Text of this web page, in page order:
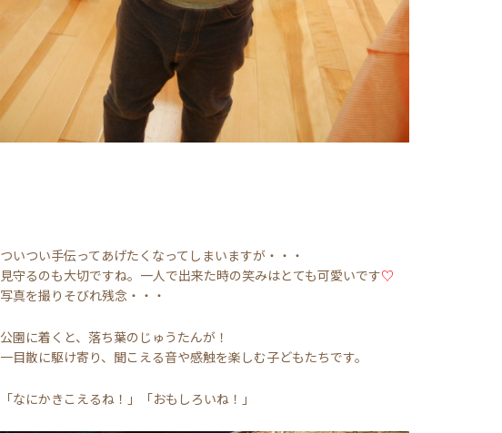
ついつい手伝ってあげたくなってしまいますが・・・
見守るのも大切ですね。一人で出来た時の笑みはとても可愛いです♡
写真を撮りそびれ残念・・・
公園に着くと、落ち葉のじゅうたんが！
一目散に駆け寄り、聞こえる音や感触を楽しむ子どもたちです。
「なにかきこえるね！」「おもしろいね！」